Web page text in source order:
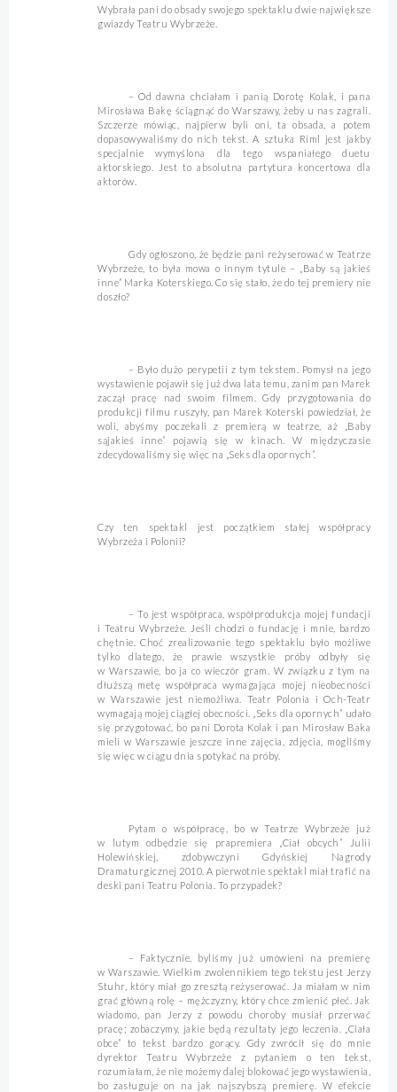
Wybrała pani do obsady swojego spektaklu dwie największe
gwiazdy Teatru Wybrzeże.
– Od dawna chciałam i panią Dorotę Kolak, i pana
Mirosława Bakę ściągnąć do Warszawy, żeby u nas zagrali.
Szczerze mówiąc, najpierw byli oni, ta obsada, a potem
dopasowywaliśmy do nich tekst. A sztuka Riml jest jakby
specjalnie wymyślona dla tego wspaniałego duetu
aktorskiego. Jest to absolutna partytura koncertowa dla
aktorów.
Gdy ogłoszono, że będzie pani reżyserować w Teatrze
Wybrzeże, to była mowa o innym tytule – „Baby są jakieś
inne” Marka Koterskiego. Co się stało, że do tej premiery nie
doszło?
– Było dużo perypetii z tym tekstem. Pomysł na jego
wystawienie pojawił się już dwa lata temu, zanim pan Marek
zaczął pracę nad swoim filmem. Gdy przygotowania do
produkcji filmu ruszyły, pan Marek Koterski powiedział, że
woli, abyśmy poczekali z premierą w teatrze, aż „Baby
sąjakieś inne” pojawią się w kinach. W międzyczasie
zdecydowaliśmy się więc na „Seks dla opornych”.
Czy ten spektakl jest początkiem stałej współpracy
Wybrzeża i Polonii?
– To jest współpraca, współprodukcja mojej fundacji
i Teatru Wybrzeże. Jeśli chodzi o fundację i mnie, bardzo
chętnie. Choć zrealizowanie tego spektaklu było możliwe
tylko dlatego, że prawie wszystkie próby odbyły się
w Warszawie, bo ja co wieczór gram. W związku z tym na
dłuższą metę współpraca wymagająca mojej nieobecności
w Warszawie jest niemożliwa. Teatr Polonia i Och-Teatr
wymagają mojej ciągłej obecności. „Seks dla opornych” udało
się przygotować, bo pani Dorota Kolak i pan Mirosław Baka
mieli w Warszawie jeszcze inne zajęcia, zdjęcia, mogliśmy
się więc w ciągu dnia spotykać na próby.
Pytam o współpracę, bo w Teatrze Wybrzeże już
w lutym odbędzie się prapremiera „Ciał obcych” Julii
Holewińskiej, zdobywczyni Gdyńskiej Nagrody
Dramaturgicznej 2010. A pierwotnie spektakl miał trafić na
deski pani Teatru Polonia. To przypadek?
– Faktycznie, byliśmy już umówieni na premierę
w Warszawie. Wielkim zwolennikiem tego tekstu jest Jerzy
Stuhr, który miał go zresztą reżyserować. Ja miałam w nim
grać główną rolę – mężczyzny, który chce zmienić płeć. Jak
wiadomo, pan Jerzy z powodu choroby musiał przerwać
pracę; zobaczymy, jakie będą rezultaty jego leczenia. „Ciała
obce” to tekst bardzo gorący. Gdy zwrócił się do mnie
dyrektor Teatru Wybrzeże z pytaniem o ten tekst,
rozumiałam, że nie możemy dalej blokować jego wystawienia,
bo zasługuje on na jak najszybszą premierę. W efekcie